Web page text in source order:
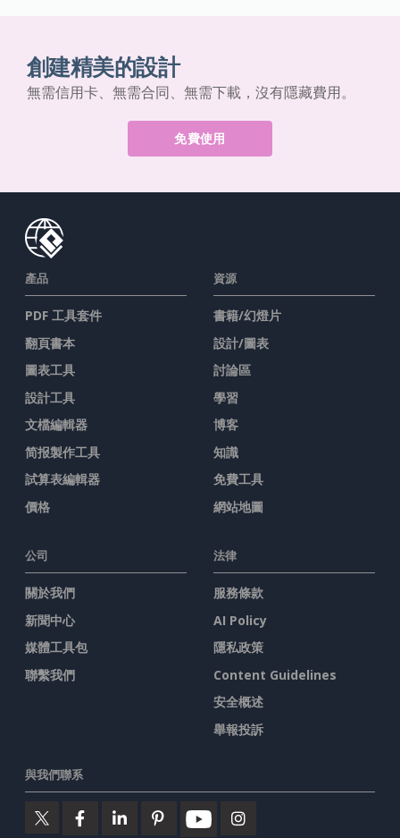
創建精美的設計
無需信用卡、無需合同、無需下載，沒有隱藏費用。
免費使用
產品
PDF 工具套件
翻頁書本
圖表工具
設計工具
文檔編輯器
简报製作工具
試算表編輯器
價格
資源
書籍/幻燈片
設計/圖表
討論區
學習
博客
知識
免費工具
網站地圖
公司
關於我們
新聞中心
媒體工具包
聯繫我們
法律
服務條款
AI Policy
隱私政策
Content Guidelines
安全概述
舉報投訴
與我們聯系